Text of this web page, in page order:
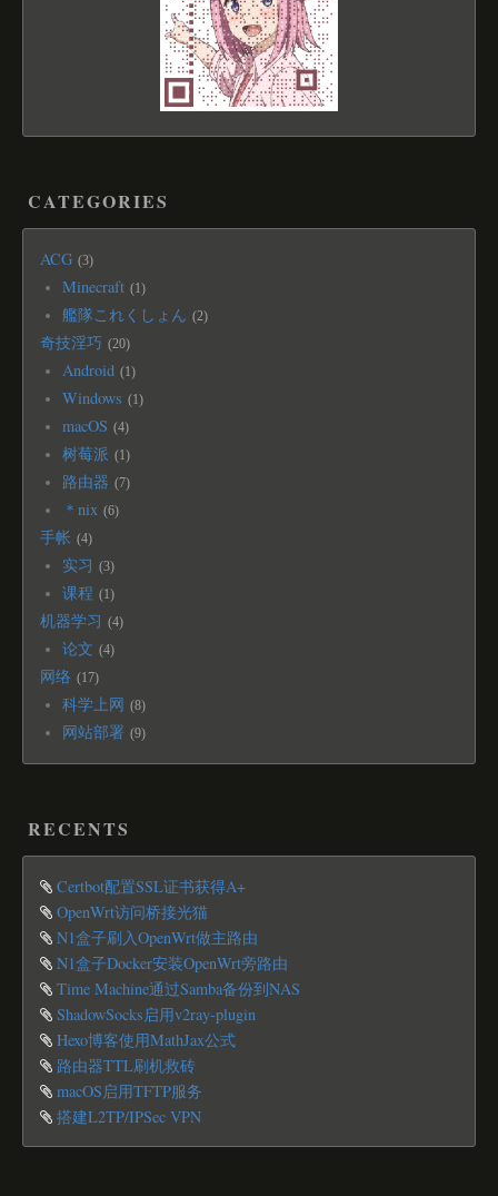
CATEGORIES
ACG 3
Minecraft 1
艦隊これくしょん 2
奇技淫巧 20
Android 1
Windows 1
macOS 4
树莓派 1
路由器 7
＊nix 6
手帐 4
实习 3
课程 1
机器学习 4
论文 4
网络 17
科学上网 8
网站部署 9
RECENTS
Certbot配置SSL证书获得A+
OpenWrt访问桥接光猫
N1盒子刷入OpenWrt做主路由
N1盒子Docker安装OpenWrt旁路由
Time Machine通过Samba备份到NAS
ShadowSocks启用v2ray-plugin
Hexo博客使用MathJax公式
路由器TTL刷机救砖
macOS启用TFTP服务
搭建L2TP/IPSec VPN